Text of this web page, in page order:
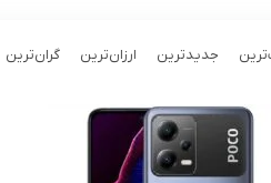
جدیدترین ارزان‌ترین گران‌ترین